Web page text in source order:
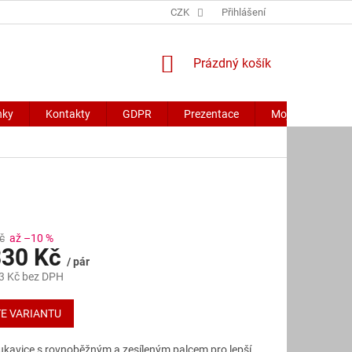
CZK Přihlášení
NÁKUPNÍ
Prázdný košík
Kontakty GDPR Prezentace Moje
až –10 %
Kč / pár
Kčbez DPH
VARIANTU